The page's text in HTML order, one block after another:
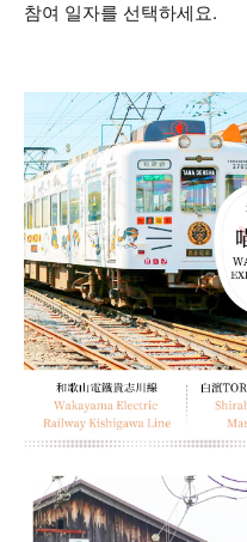
참여 일자를 선택하세요.